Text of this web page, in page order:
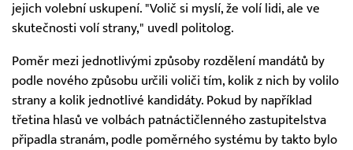
jejich volební uskupení. "Volič si myslí, že volí lidi, ale ve
skutečnosti volí strany," uvedl politolog.
Poměr mezi jednotlivými způsoby rozdělení mandátů by
podle nového způsobu určili voliči tím, kolik z nich by volilo
strany a kolik jednotlivé kandidáty. Pokud by například
třetina hlasů ve volbách patnáctičlenného zastupitelstva
připadla stranám, podle poměrného systému by takto bylo